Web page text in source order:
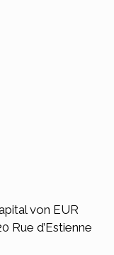
von EUR
Rue d’Estienne